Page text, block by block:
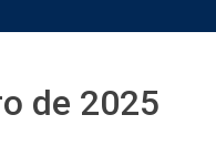
de 2025